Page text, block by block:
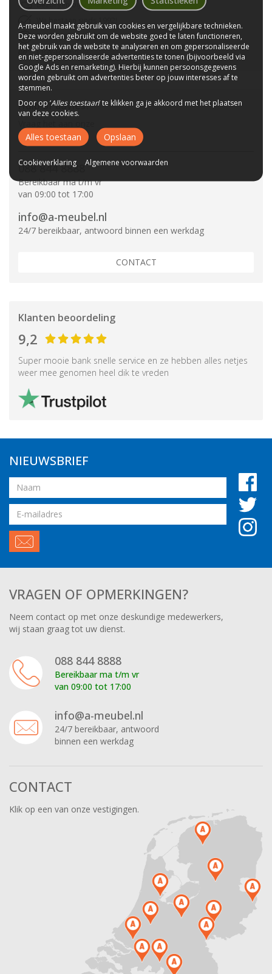
Bezorgen bij u thuis
Wij bestaan sinds 1992!
Tot 10 jaar garantie
CBW-Erkend
Hulp of advies?
specialisten.
088 844 8888
Bereikbaar ma t/m vr
van 09:00 tot 17:00
info@a-meubel.nl
24/7 bereikbaar, antwoord binnen een werkdag
CONTACT
Klanten beoordeling
9,2
Super mooie bank snelle service en ze hebben alles netjes
weer mee genomen heel dik te vreden
NIEUWSBRIEF
Naam
Email
VRAGEN OF OPMERKINGEN?
Neem contact op met onze deskundige medewerkers,
wij staan graag tot uw dienst.
088 844 8888
Bereikbaar ma t/m vr
van 09:00 tot 17:00
info@a-meubel.nl
24/7 bereikbaar, antwoord
binnen een werkdag
CONTACT
Klik op een van onze vestigingen.
A-meubel maakt gebruik van cookies en vergelijkbare technieken.
Deze worden gebruikt om de website goed te laten functioneren,
het gebruik van de website te analyseren en om gepersonaliseerde
en niet-gepersonaliseerde advertenties te tonen (bijvoorbeeld via
Google Ads en remarketing). Hierbij kunnen persoonsgegevens
worden gebruikt om advertenties beter op jouw interesses af te
stemmen.
Door op ‘Alles toestaan’ te klikken ga je akkoord met het plaatsen
van deze cookies.
Alles toestaan Opslaan
Cookieverklaring Algemene voorwaarden